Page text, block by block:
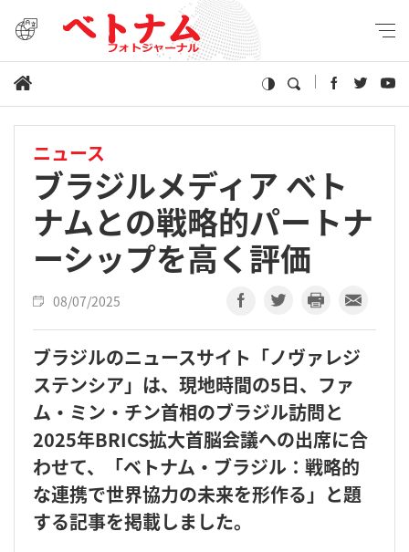
ニュース
ブラジルメディア ベト
ナムとの戦略的パートナ
ーシップを高く評価
08/07/2025
ブラジルのニュースサイト「ノヴァレジ
ステンシア」は、現地時間の5日、ファ
ム・ミン・チン首相のブラジル訪問と
2025年BRICS拡大首脳会議への出席に合
わせて、「ベトナム・ブラジル：戦略的
な連携で世界協力の未来を形作る」と題
する記事を掲載しました。